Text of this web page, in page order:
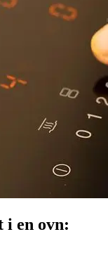
i en ovn: